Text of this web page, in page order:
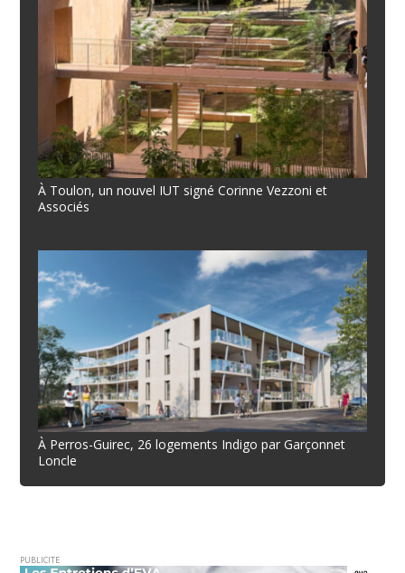
À Toulon, un nouvel IUT signé Corinne Vezzoni et
Associés
À Perros-Guirec, 26 logements Indigo par Garçonnet
Loncle
PUBLICITE